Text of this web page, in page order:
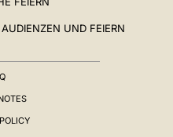
UND FEIERN